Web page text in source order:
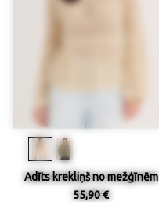
Adīts krekliņš no mežģīnēm
55,90 €